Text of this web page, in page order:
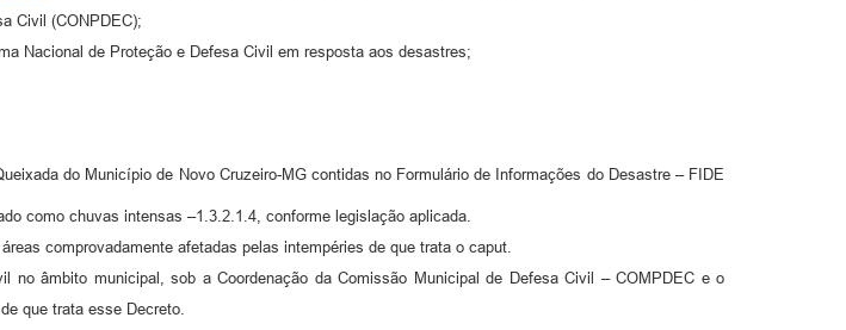
Civil (CONPDEC);
Nacional de Proteção e Defesa Civil em resposta aos desastres;
do Município de Novo Cruzeiro-MG contidas no Formulário de Informações do Desastre – FIDE
como chuvas intensas –1.3.2.1.4, conforme legislação aplicada.
comprovadamente afetadas pelas intempéries de que trata o caput.
no âmbito municipal, sob a Coordenação da Comissão Municipal de Defesa Civil – COMPDEC e o
que trata esse Decreto.